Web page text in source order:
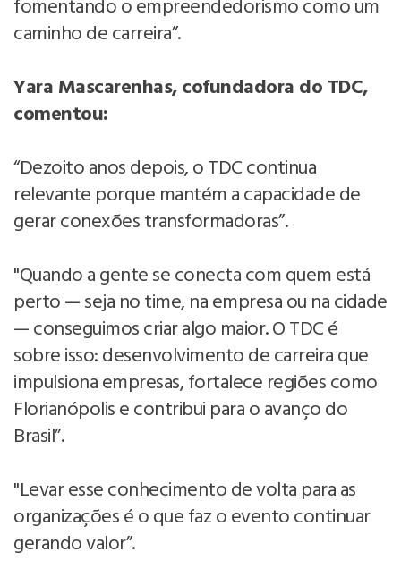
fomentando o empreendedorismo como um
caminho de carreira”.
Yara Mascarenhas, cofundadora do TDC,
comentou:
“Dezoito anos depois, o TDC continua
relevante porque mantém a capacidade de
gerar conexões transformadoras”.
"Quando a gente se conecta com quem está
perto — seja no time, na empresa ou na cidade
— conseguimos criar algo maior. O TDC é
sobre isso: desenvolvimento de carreira que
impulsiona empresas, fortalece regiões como
Florianópolis e contribui para o avanço do
Brasil”.
"Levar esse conhecimento de volta para as
organizações é o que faz o evento continuar
gerando valor”.